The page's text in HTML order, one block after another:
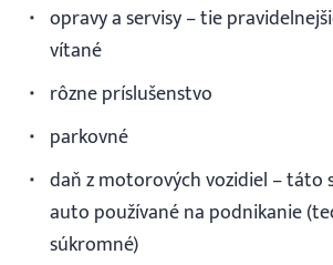
opravy a servisy – tie
vítané
rôzne príslušenstvo
parkovné
daň z motorových vozidiel – táto
auto používané na podnikanie
súkromné)